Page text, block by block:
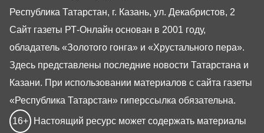
Республика Татарстан, г. Казань, ул. Декабристов, 2
Сайт газеты РТ-Онлайн основан в 2001 году,
обладатель «Золотого гонга» и «Хрустального пера».
Здесь представлены последние новости Татарстана и
Казани. При использовании материалов с сайта газеты
«Республика Татарстан» гиперссылка обязательна.
16+ Настоящий ресурс может содержать материалы